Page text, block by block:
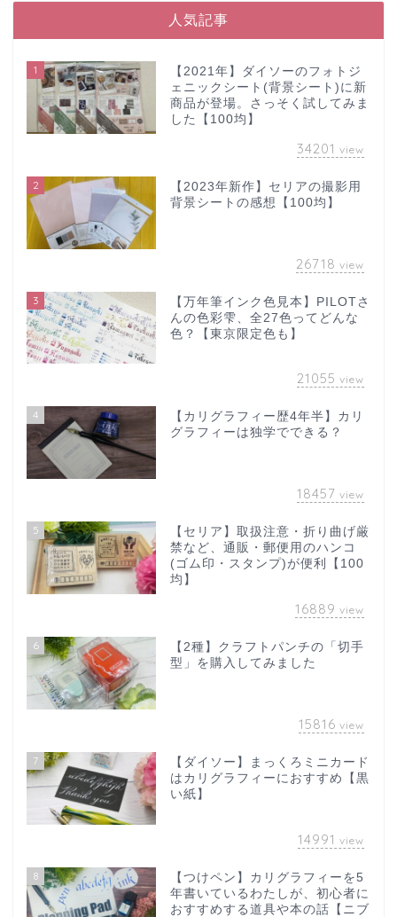
人気記事
1
【2021年】ダイソーのフォトジ
ェニックシート(背景シート)に新
商品が登場。さっそく試してみま
した【100均】
34201 view
2
【2023年新作】セリアの撮影用
背景シートの感想【100均】
26718 view
3
【万年筆インク色見本】PILOTさ
んの色彩雫、全27色ってどんな
色？【東京限定色も】
21055 view
4
【カリグラフィー歴4年半】カリ
グラフィーは独学でできる？
18457 view
5
【セリア】取扱注意・折り曲げ厳
禁など、通販・郵便用のハンコ
(ゴム印・スタンプ)が便利【100
均】
16889 view
6
【2種】クラフトパンチの「切手
型」を購入してみました
15816 view
7
【ダイソー】まっくろミニカード
はカリグラフィーにおすすめ【黒
い紙】
14991 view
8
【つけペン】カリグラフィーを5
年書いているわたしが、初心者に
おすすめする道具や本の話【ニブ